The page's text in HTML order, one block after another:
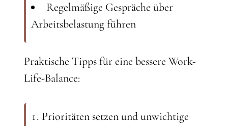
Regelmäßige Gespräche über
Arbeitsbelastung führen
Praktische Tipps für eine bessere Work-
Life-Balance:
Prioritäten setzen und unwichtige